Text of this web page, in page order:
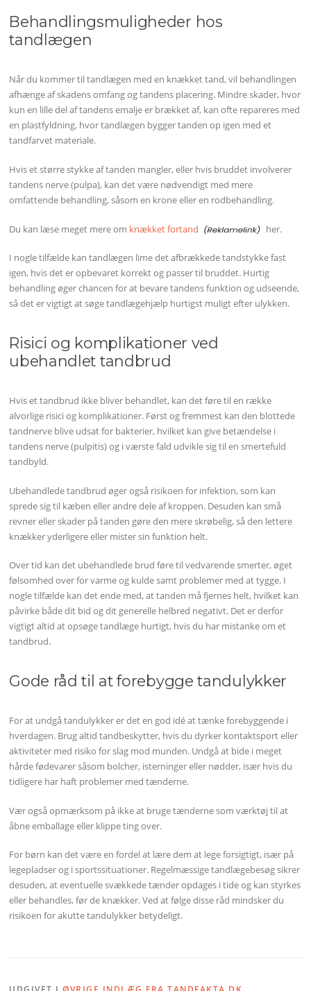
Behandlingsmuligheder hos
tandlægen
Når du kommer til tandlægen med en knækket tand, vil behandlingen
afhænge af skadens omfang og tandens placering. Mindre skader, hvor
kun en lille del af tandens emalje er brækket af, kan ofte repareres med
en plastfyldning, hvor tandlægen bygger tanden op igen med et
tandfarvet materiale.
Hvis et større stykke af tanden mangler, eller hvis bruddet involverer
tandens nerve (pulpa), kan det være nødvendigt med mere
omfattende behandling, såsom en krone eller en rodbehandling.
Du kan læse meget mere om knækket fortand her.
I nogle tilfælde kan tandlægen lime det afbrækkede tandstykke fast
igen, hvis det er opbevaret korrekt og passer til bruddet. Hurtig
behandling øger chancen for at bevare tandens funktion og udseende,
så det er vigtigt at søge tandlægehjælp hurtigst muligt efter ulykken.
Risici og komplikationer ved
ubehandlet tandbrud
Hvis et tandbrud ikke bliver behandlet, kan det føre til en række
alvorlige risici og komplikationer. Først og fremmest kan den blottede
tandnerve blive udsat for bakterier, hvilket kan give betændelse i
tandens nerve (pulpitis) og i værste fald udvikle sig til en smertefuld
tandbyld.
Ubehandlede tandbrud øger også risikoen for infektion, som kan
sprede sig til kæben eller andre dele af kroppen. Desuden kan små
revner eller skader på tanden gøre den mere skrøbelig, så den lettere
knækker yderligere eller mister sin funktion helt.
Over tid kan det ubehandlede brud føre til vedvarende smerter, øget
følsomhed over for varme og kulde samt problemer med at tygge. I
nogle tilfælde kan det ende med, at tanden må fjernes helt, hvilket kan
påvirke både dit bid og dit generelle helbred negativt. Det er derfor
vigtigt altid at opsøge tandlæge hurtigt, hvis du har mistanke om et
tandbrud.
Gode råd til at forebygge tandulykker
For at undgå tandulykker er det en god idé at tænke forebyggende i
hverdagen. Brug altid tandbeskytter, hvis du dyrker kontaktsport eller
aktiviteter med risiko for slag mod munden. Undgå at bide i meget
hårde fødevarer såsom bolcher, isterninger eller nødder, især hvis du
tidligere har haft problemer med tænderne.
Vær også opmærksom på ikke at bruge tænderne som værktøj til at
åbne emballage eller klippe ting over.
For børn kan det være en fordel at lære dem at lege forsigtigt, især på
legepladser og i sportssituationer. Regelmæssige tandlægebesøg sikrer
desuden, at eventuelle svækkede tænder opdages i tide og kan styrkes
eller behandles, før de knækker. Ved at følge disse råd mindsker du
risikoen for akutte tandulykker betydeligt.